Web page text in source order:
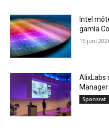
Intel
gamla
15 juni
AlixLabs
Manager
Sponsrat